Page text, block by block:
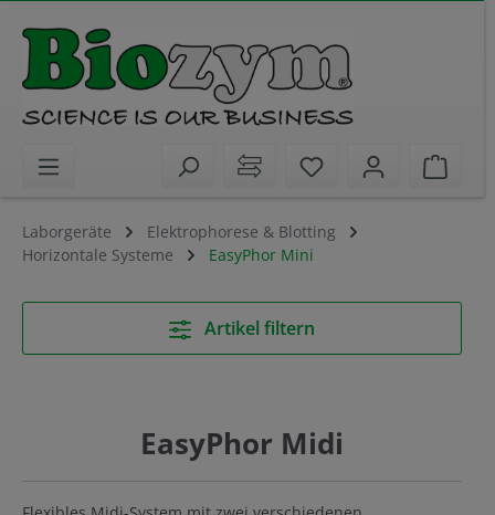
springen
Sie haben 0 Artikel
Laborgeräte
Elektrophorese & Blotting
Horizontale Systeme
EasyPhor Mini
Artikel filtern
EasyPhor Midi